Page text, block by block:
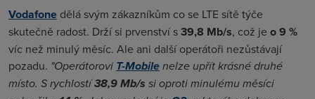
Vodafone dělá svým zákazníkům co se LTE sítě týče
skutečně radost. Drží si prvenství s39,8 Mb/s, což je o 9 %
víc než minulý měsíc. Ale ani další operátoři nezůstávají
pozadu. "Operátorovi T-Mobilenelze upřít krásné druhé
místo. S rychlostí38,9 Mb/s si oproti minulému měsíci